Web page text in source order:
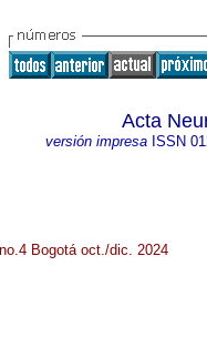
Acta
versión impresaISSN
Bogotá oct./dic. 2024